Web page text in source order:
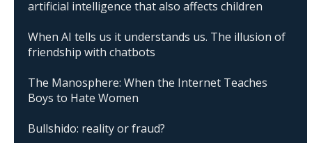
artificial intelligence that also affects children
When AI tells us it understands us. The illusion of
friendship with chatbots
The Manosphere: When the Internet Teaches
Boys to Hate Women
Bullshido: reality or fraud?